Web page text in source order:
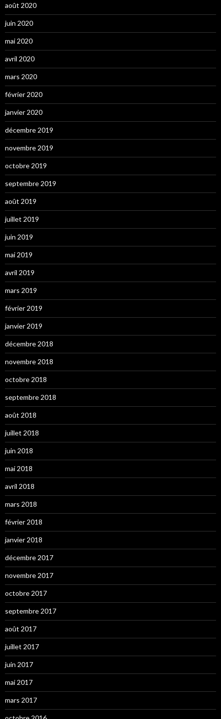
août 2020
juin 2020
mai 2020
avril 2020
mars 2020
février 2020
janvier 2020
décembre 2019
novembre 2019
octobre 2019
septembre 2019
août 2019
juillet 2019
juin 2019
mai 2019
avril 2019
mars 2019
février 2019
janvier 2019
décembre 2018
novembre 2018
octobre 2018
septembre 2018
août 2018
juillet 2018
juin 2018
mai 2018
avril 2018
mars 2018
février 2018
janvier 2018
décembre 2017
novembre 2017
octobre 2017
septembre 2017
août 2017
juillet 2017
juin 2017
mai 2017
mars 2017